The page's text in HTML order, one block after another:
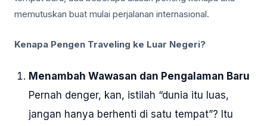
memutuskan buat mulai perjalanan internasional.
Kenapa Pengen Traveling ke Luar Negeri?
Menambah Wawasan dan Pengalaman Baru
Pernah denger, kan, istilah “dunia itu luas,
jangan hanya berhenti di satu tempat”? Itu